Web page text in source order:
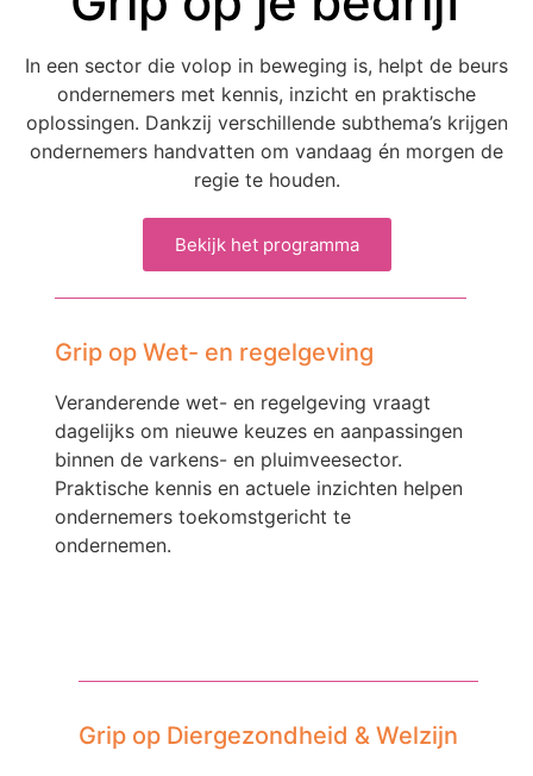
In een sector die volop in beweging is, helpt de beurs
ondernemers met kennis, inzicht en praktische
oplossingen. Dankzij verschillende subthema’s krijgen
ondernemers handvatten om vandaag én morgen de
regie te houden.
Bekijk het programma
Grip op Wet- en regelgeving
Veranderende wet- en regelgeving vraagt
dagelijks om nieuwe keuzes en aanpassingen
binnen de varkens- en pluimveesector.
Praktische kennis en actuele inzichten helpen
ondernemers toekomstgericht te
ondernemen.
Grip op Diergezondheid & Welzijn